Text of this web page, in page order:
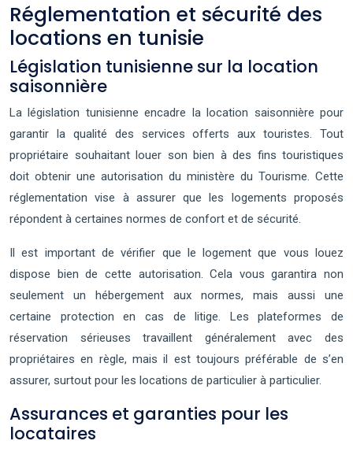
Réglementation et sécurité des
locations en tunisie
Législation tunisienne sur la location
saisonnière
La législation tunisienne encadre la location saisonnière pour
garantir la qualité des services offerts aux touristes. Tout
propriétaire souhaitant louer son bien à des fins touristiques
doit obtenir une autorisation du ministère du Tourisme. Cette
réglementation vise à assurer que les logements proposés
répondent à certaines normes de confort et de sécurité.
Il est important de vérifier que le logement que vous louez
dispose bien de cette autorisation. Cela vous garantira non
seulement un hébergement aux normes, mais aussi une
certaine protection en cas de litige. Les plateformes de
réservation sérieuses travaillent généralement avec des
propriétaires en règle, mais il est toujours préférable de s’en
assurer, surtout pour les locations de particulier à particulier.
Assurances et garanties pour les
locataires